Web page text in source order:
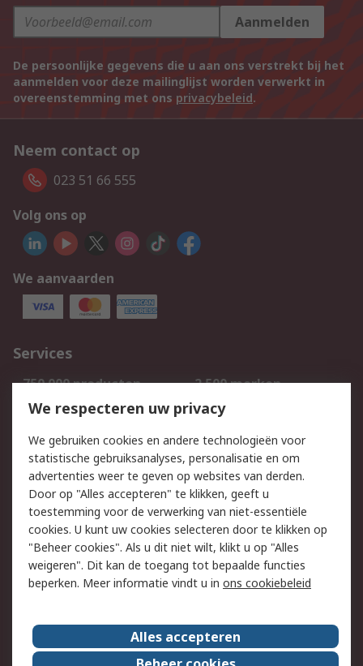
Aanmelden
De persoonlijke gegevens die u aan ons verstrekt bij het
aanmelden voor deze mailinglijst worden verwerkt in
overeenstemming met ons privacybeleid.
Neem contact op
023 51 66 555
Volg ons op
We aanvaarden
Services
750.000 producten
2.500 merken
Bestellen
Inkoopoplossingen
Track & Trace
Wettelijk
Cookiebeleid
Email veiligheid
Privacybeleid
Websitevoorwaarden
Algemene
verkoopvoorwaarden
Over RS
RS Group Over ons
We respecteren uw privacy
We gebruiken cookies en andere technologieën voor
statistische gebruiksanalyses, personalisatie en om
advertenties weer te geven op websites van derden.
Door op "Alles accepteren" te klikken, geeft u
toestemming voor de verwerking van niet-essentiële
cookies. U kunt uw cookies selecteren door te klikken op
"Beheer cookies". Als u dit niet wilt, klikt u op "Alles
weigeren". Dit kan de toegang tot bepaalde functies
beperken. Meer informatie vindt u in ons cookiebeleid
Alles accepteren